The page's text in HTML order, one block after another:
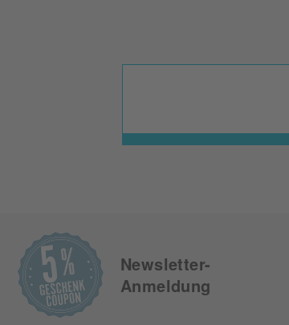
Newsletter-
Anmeldung